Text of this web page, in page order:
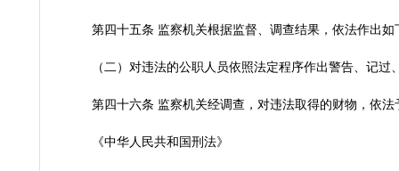
第四十五条 监察机关根据监督、调查结果，依法作出如
（二）对违法的公职人员依照法定程序作出警告、记
第四十六条 监察机关经调查，对违法取得的财物，依
《中华人民共和国刑法》